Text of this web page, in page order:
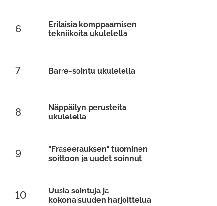
Erilaisia komppaamisen
tekniikoita ukulelella
6
Barre-sointu ukulelella
7
Näppäilyn perusteita
ukulelella
8
"Fraseerauksen" tuominen
soittoon ja uudet soinnut
9
Uusia sointuja ja
kokonaisuuden harjoittelua
10